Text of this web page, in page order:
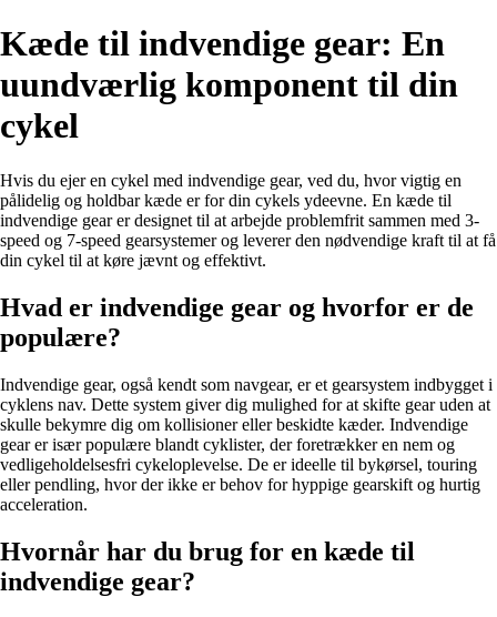
Kæde til indvendige gear: En
uundværlig komponent til din
cykel
Hvis du ejer en cykel med indvendige gear, ved du, hvor vigtig en
pålidelig og holdbar kæde er for din cykels ydeevne. En kæde til
indvendige gear er designet til at arbejde problemfrit sammen med 3-
speed og 7-speed gearsystemer og leverer den nødvendige kraft til at få
din cykel til at køre jævnt og effektivt.
Hvad er indvendige gear og hvorfor er de
populære?
Indvendige gear, også kendt som navgear, er et gearsystem indbygget i
cyklens nav. Dette system giver dig mulighed for at skifte gear uden at
skulle bekymre dig om kollisioner eller beskidte kæder. Indvendige
gear er især populære blandt cyklister, der foretrækker en nem og
vedligeholdelsesfri cykeloplevelse. De er ideelle til bykørsel, touring
eller pendling, hvor der ikke er behov for hyppige gearskift og hurtig
acceleration.
Hvornår har du brug for en kæde til
indvendige gear?